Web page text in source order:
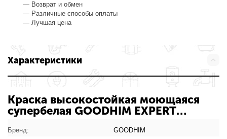
— Возврат и обмен
— Различные способы оплаты
— Лучшая цена
Характеристики
Краска высокостойкая моющаяся
супербелая GOODHIM EXPERT
Бренд:
GOODHIM